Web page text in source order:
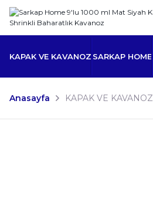
KAPAK VE KAVANOZ SARKAP HOME
Anasayfa KAPAK VE KAVANOZ